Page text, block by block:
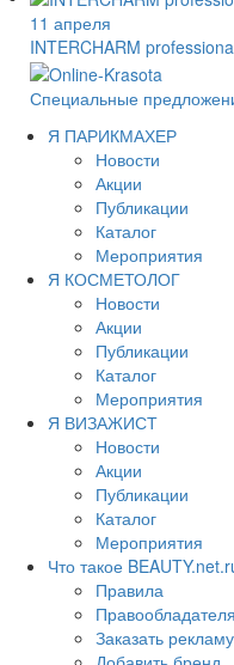
11 апреля
INTERCHARM
Специальные
Я ПАРИКМАХЕР
Новости
Акции
Публикации
Каталог
Мероприятия
Я КОСМЕТОЛОГ
Новости
Акции
Публикации
Каталог
Мероприятия
Я ВИЗАЖИСТ
Новости
Акции
Публикации
Каталог
Мероприятия
Что такое
Правила
Заказать рекламу